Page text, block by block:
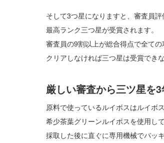
そして3つ星になりますと、審査員
最高ランク三つ星が受賞されます。
審査員の9割以上が総合得点で全て
クリアしなければ三つ星は受賞できな
厳しい審査から三ツ星を
原料で使っているルイボスはルイボ
希少茶葉グリーンルイボスを使用して
採取した後に直ぐに専用機械でパッ